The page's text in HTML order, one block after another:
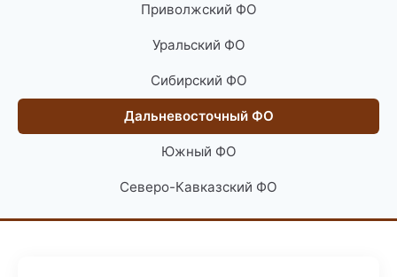
Приволжский ФО
Уральский ФО
Сибирский ФО
Дальневосточный ФО
Южный ФО
Северо-Кавказский ФО